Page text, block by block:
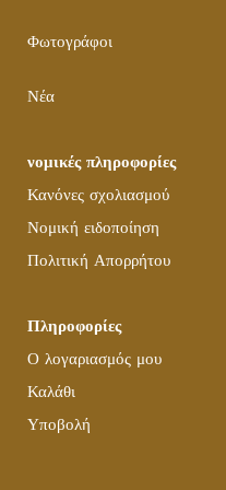
Φωτογράφοι
Νέα
νομικές πληροφορίες
Κανόνες σχολιασμού
Νομική ειδοποίηση
Πολιτική Απορρήτου
Πληροφορίες
Ο λογαριασμός μου
Καλάθι
Υποβολή